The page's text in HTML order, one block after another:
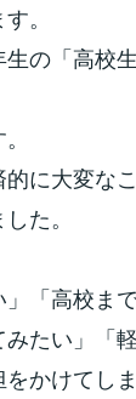
。
の「高校
的に大変
た。
」「高校
たい」「
かけてし